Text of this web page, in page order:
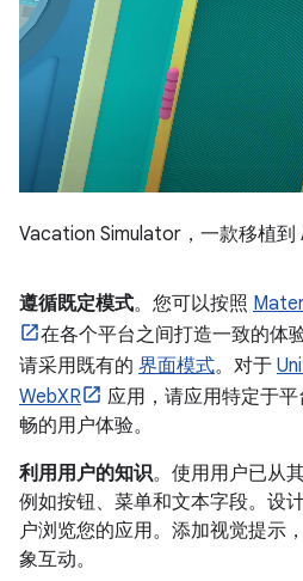
Vacation Simulator，一款移植到
遵循既定模式。您可以按照
在各个平台之间打造一致的体
请采用既有的 界面模式。对于
WebXR
应用，请应用特定于
畅的用户体验。
利用用户的知识。使用用户已从
例如按钮、菜单和文本字段。设
户浏览您的应用。添加视觉提示
象互动。